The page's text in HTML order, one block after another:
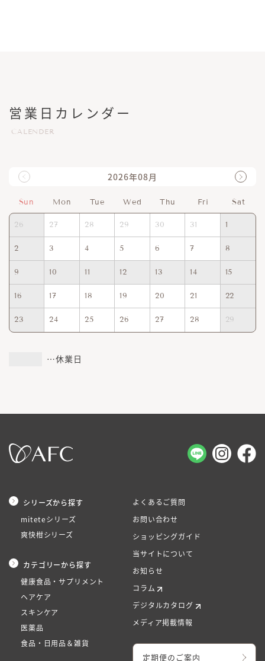
営業日カレンダー
CALENDER
2026年08月
Sun Mon Tue Wed Thu Fri Sat
26 27 28 29 30 31 1
2 3 4 5 6 7 8
9 10 11 12 13 14 15
16 17 18 19 20 21 22
23 24 25 26 27 28 29
…休業日
シリーズから探す
miteteシリーズ
爽快柑シリーズ
カテゴリーから探す
健康食品・サプリメント
ヘアケア
スキンケア
医薬品
食品・日用品＆雑貨
よくあるご質問
お問い合わせ
ショッピングガイド
当サイトについて
お知らせ
コラム
デジタルカタログ
メディア掲載情報
定期便のご案内